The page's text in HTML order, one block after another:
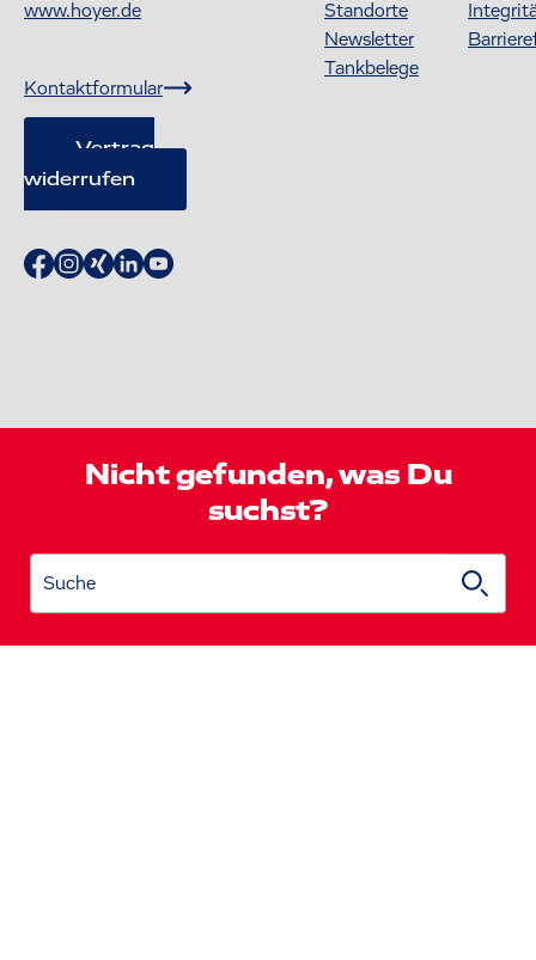
www.hoyer.de
Kontaktformular
Vertrag
widerrufen
Standorte
Newsletter
Tankbelege
Nicht gefunden, was Du
suchst?
Suche